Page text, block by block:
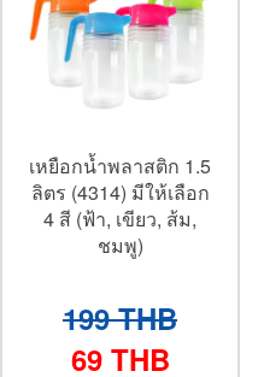
เหยือกน้ำพลาสติก 1.5
ลิตร (4314) มีให้เลือก
4 สี (ฟ้า, เขียว, ส้ม,
ชมพู)
199 THB
69 THB